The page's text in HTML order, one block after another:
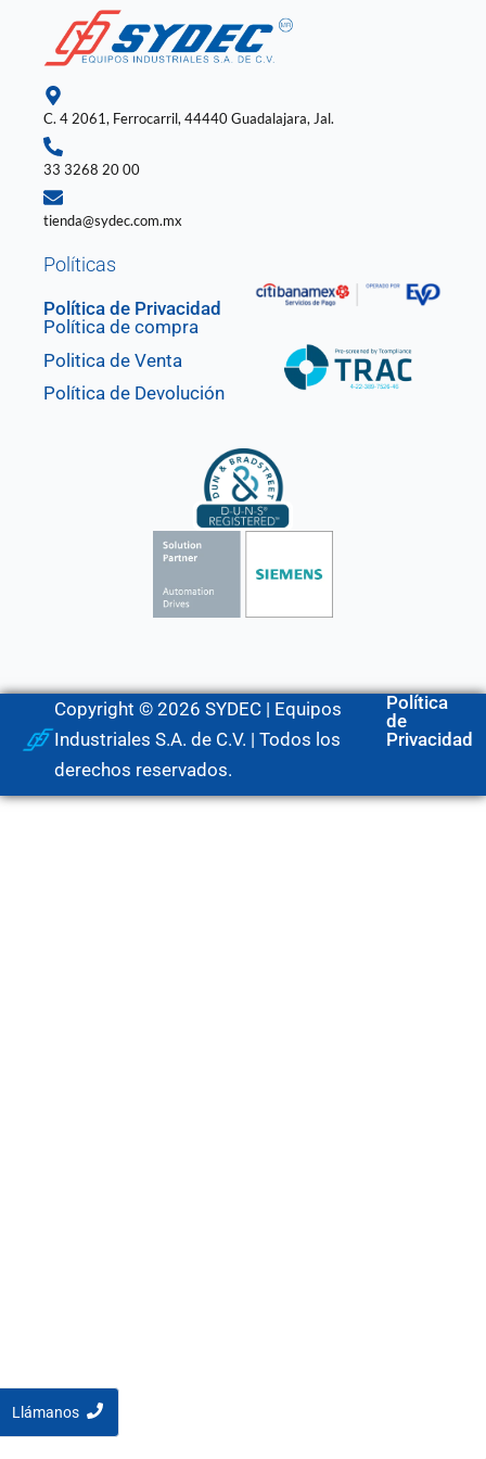
o
o
k
g
r
a
d
i
n
b
e
C. 4 2061, Ferrocarril, 44440 Guadalajara, Jal.
33 3268 20 00
tienda@sydec.com.mx
Políticas
Política de Privacidad
Política de compra
Politica de Venta
Política de Devolución
Copyright © 2026 SYDEC | Equipos
Industriales S.A. de C.V. | Todos los
derechos reservados.
Política
de
Privacidad
Llámanos